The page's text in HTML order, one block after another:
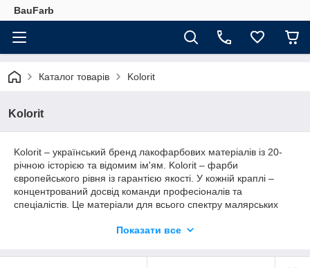
BauFarb
Каталог товарів Kolorit
Kolorit
Kolorit – український бренд лакофарбових матеріалів із 20-
річною історією та відомим ім'ям. Kolorit – фарби
європейського рівня із гарантією якості. У кожній краплі –
концентрований досвід команди професіоналів та
спеціалістів. Це матеріали для всього спектру малярських
підготовки до фінішу на будь-яких поверхнях.
Показати все